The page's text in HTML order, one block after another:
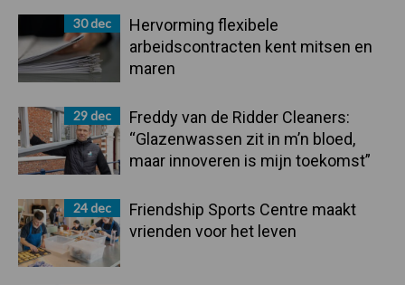
30 dec
Hervorming flexibele
arbeidscontracten kent mitsen en
maren
29 dec
Freddy van de Ridder Cleaners:
“Glazenwassen zit in m’n bloed,
maar innoveren is mijn toekomst”
24 dec
Friendship Sports Centre maakt
vrienden voor het leven